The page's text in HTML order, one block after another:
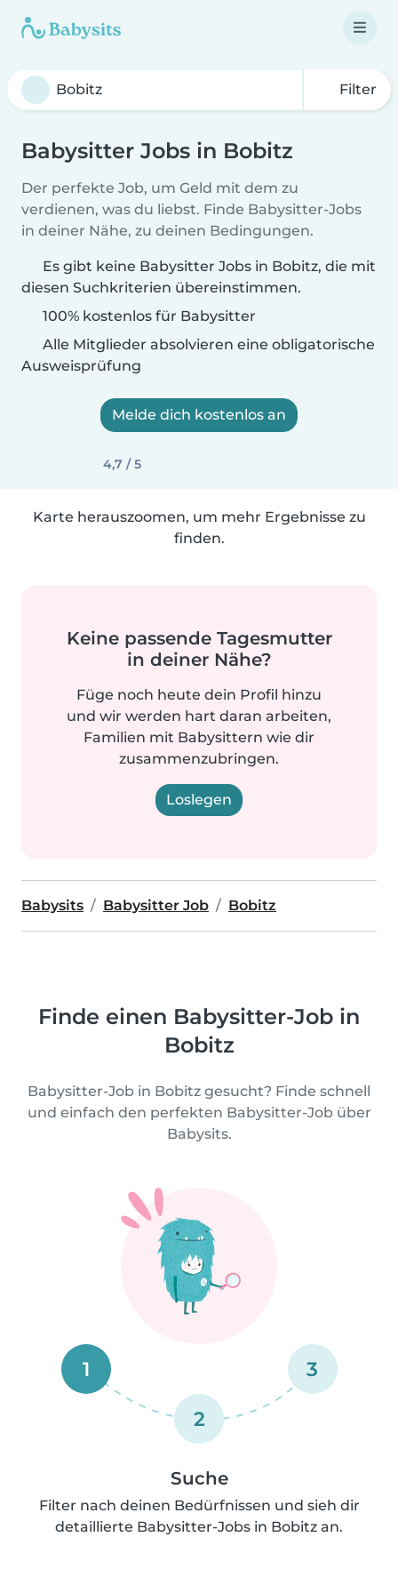
Filter
Babysitter Jobs in Bobitz
Der perfekte Job, um Geld mit dem zu
verdienen, was du liebst. Finde Babysitter-Jobs
in deiner Nähe, zu deinen Bedingungen.
Es gibt keine Babysitter Jobs in Bobitz, die mit
diesen Suchkriterien übereinstimmen.
100% kostenlos für Babysitter
Alle Mitglieder absolvieren eine obligatorische
Ausweisprüfung
Melde dich kostenlos an
4,7 / 5
Karte herauszoomen, um mehr Ergebnisse zu
finden.
Keine passende Tagesmutter
in deiner Nähe?
Füge noch heute dein Profil hinzu
und wir werden hart daran arbeiten,
Familien mit Babysittern wie dir
zusammenzubringen.
Loslegen
Babysits Babysitter Job Bobitz
Finde einen Babysitter-Job in
Bobitz
Babysitter-Job in Bobitz gesucht? Finde schnell
und einfach den perfekten Babysitter-Job über
Babysits.
1
2
3
Suche
Filter nach deinen Bedürfnissen und sieh dir
detaillierte Babysitter-Jobs in Bobitz an.